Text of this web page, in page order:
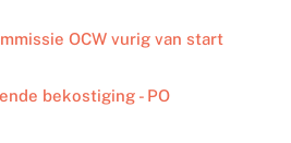
OCW vurig van start
bekostiging - PO